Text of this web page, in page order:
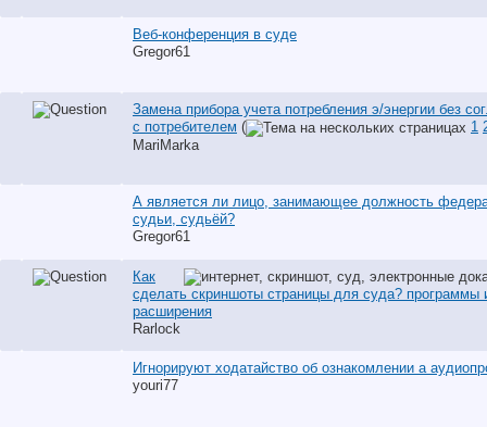
Веб-конференция в суде
Gregor61
Замена прибора учета потребления э/энергии без
с потребителем ( 1
MariMarka
А является ли лицо, занимающее должность
судьи, судьёй?
Gregor61
Как
сделать скриншоты страницы для суда? программы
расширения
Rarlock
Игнорируют ходатайство об ознакомлении а
youri77